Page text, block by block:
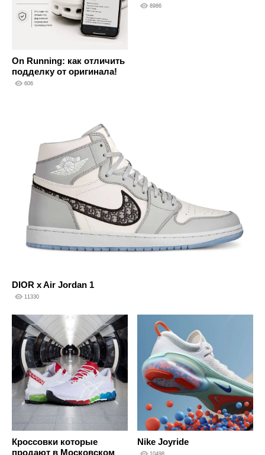
On Running: как отличить
подделку от оригинала!
606
8986
DIOR x Air Jordan 1
11330
Кроссовки которые
продают в Московском
Nike Joyride
10498